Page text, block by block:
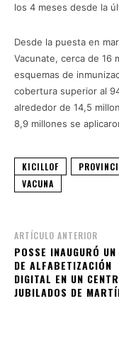
los 4 meses desde la
Desde la puesta en
Vacunate, cerca de 16
esquemas de
cobertura superior al
alrededor de 14,5
8,9 millones se
KICILLOF
VACUNA
ARTÍCULO ANTERIOR
POSSE INAUGURÓ
DE ALFABETIZACIÓN
DIGITAL EN UN
JUBILADOS DE